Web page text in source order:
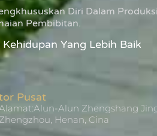
Diri Dalam
Pembibitan.
Yang Lebih Baik
Pusat
Alun Zhengshang
Zhengzhou, Henan, Cina